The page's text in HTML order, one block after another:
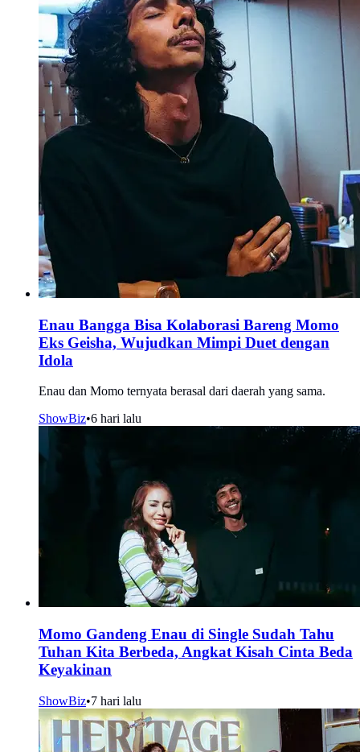
Enau Bangga Bisa Kolaborasi Bareng Momo
Eks Geisha, Wujudkan Mimpi Duet dengan
Idola
Enau dan Momo ternyata berasal dari daerah yang sama.
ShowBiz•6 hari lalu
Momo Gandeng Enau di Single Sudah Tahu
Tuhan Kita Berbeda, Angkat Kisah Cinta Beda
Keyakinan
ShowBiz•7 hari lalu